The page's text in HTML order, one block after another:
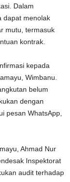
Dalam
dapat menolak
mutu, termasuk
kontrak.
kepada
Wimbanu.
belum
dengan
pesan WhatsApp,
Ahmad Nur
Inspektorat
audit terhadap